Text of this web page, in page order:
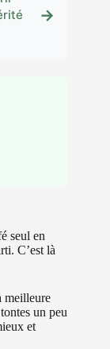
→
seul en
C’est là
meilleure
un peu
et